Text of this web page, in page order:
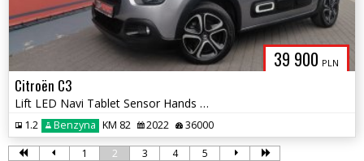
39 900 PLN
Citroën C3
Lift LED Navi Tablet Sensor Hands Free Elektryka PDC
1.2 Benzyna KM 82 2022 36000
1 2 3 4 5